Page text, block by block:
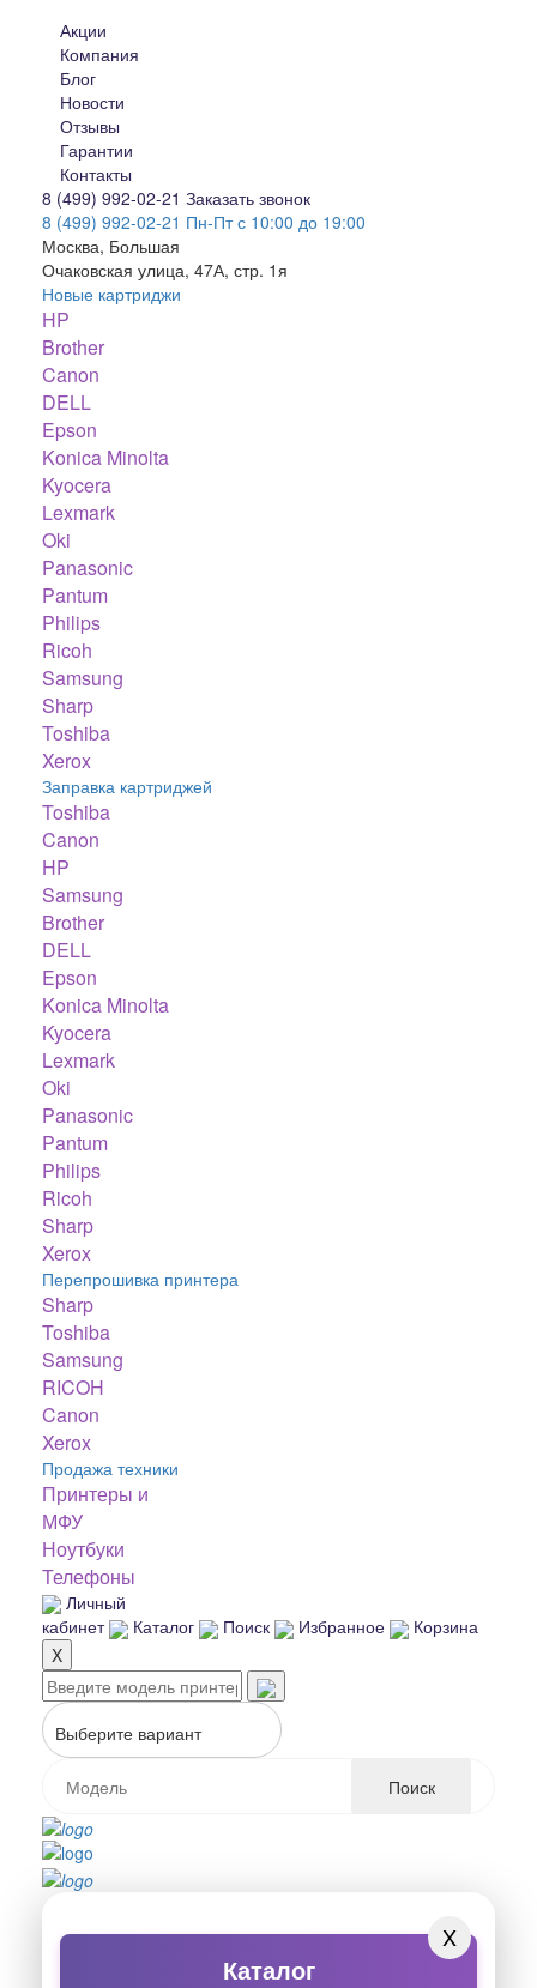
Акции
Компания
Блог
Новости
Отзывы
Гарантии
Контакты
8 (499) 992-02-21 Заказать звонок
8 (499) 992-02-21 Пн-Пт с 10:00 до 19:00
Москва, Большая
Очаковская улица, 47А, стр. 1я
Новые картриджи
HP
Brother
Canon
DELL
Epson
Konica Minolta
Kyocera
Lexmark
Oki
Panasonic
Pantum
Philips
Ricoh
Samsung
Sharp
Toshiba
Xerox
Заправка картриджей
Toshiba
Canon
HP
Samsung
Brother
DELL
Epson
Konica Minolta
Kyocera
Lexmark
Oki
Panasonic
Pantum
Philips
Ricoh
Sharp
Xerox
Перепрошивка принтера
Sharp
Toshiba
Samsung
RICOH
Canon
Xerox
Продажа техники
Принтеры и
МФУ
Ноутбуки
Телефоны
Личный
кабинет
Каталог Поиск Избранное
Корзина
X
Выберите вариант
Поиск
X
Каталог